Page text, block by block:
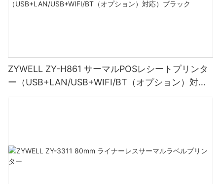
ZYWELL ZY-H861 サーマルPOSレシートプリンタ
ー（USB+LAN/USB+WIFI/BT（オプション）対
応）ブラック